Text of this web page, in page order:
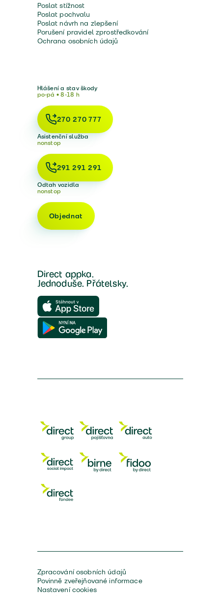
Poslat stížnost
Poslat pochvalu
Poslat návrh na zlepšení
Porušení pravidel zprostředkování
Ochrana osobních údajů
Hlášení a stav škody
po-pá • 8-18 h
270 270 777
Asistenční služba
nonstop
291 291 291
Odtah vozidla
nonstop
Objednat
Direct appka.
Jednoduše. Přátelsky.
Zpracování osobních údajů
Povinně zveřejňované informace
Nastavení cookies